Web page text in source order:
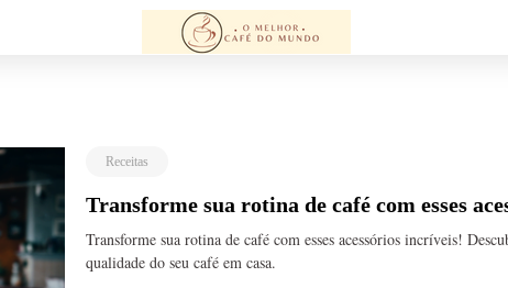
Receitas
Transforme sua rotina de café com esses
Transforme sua rotina de café com esses acessórios incríveis!
qualidade do seu café em casa.